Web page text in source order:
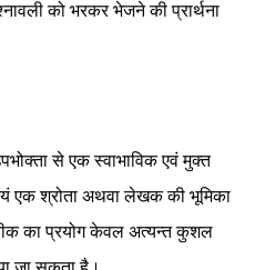
को भरकर भेजने की प्रार्थना
से एक स्वाभाविक एवं मुक्त
एक श्रोता अथवा लेखक की भूमिका
का प्रयोग केवल अत्यन्त कुशल